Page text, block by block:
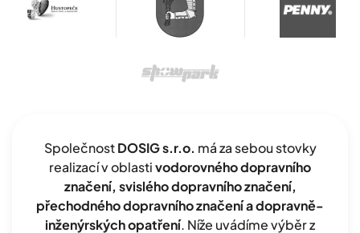
SpolečnostDOSIG s.r.o. má za sebou stovky
realizací v oblastivodorovného dopravního
značení, svislého dopravního značení,
přechodného dopravního značení a dopravně-
inženýrských opatření. Níže uvádíme výběr z